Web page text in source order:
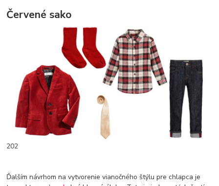
Červené sako
202
Ďalším návrhom na vytvorenie vianočného štýlu pre chlapca je